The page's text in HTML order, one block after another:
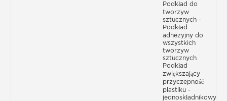
powierzchnię do malowania w najlepszych
Należy zauważyć, że podkład pełni
również funkcję tworzenia koloru tła,
szczególnie dostosowany do
Biały: dla jasnych kolorów, fluorescencyjny,
Czarny: do chromu, metalik, masy perłowej,
Podkład do
tworzyw
sztucznych -
Podkład
adhezyjny do
wszystkich
tworzyw
sztucznych
Podkład
zwiększający
przyczepność
plastiku -
jednoskładnikowy-